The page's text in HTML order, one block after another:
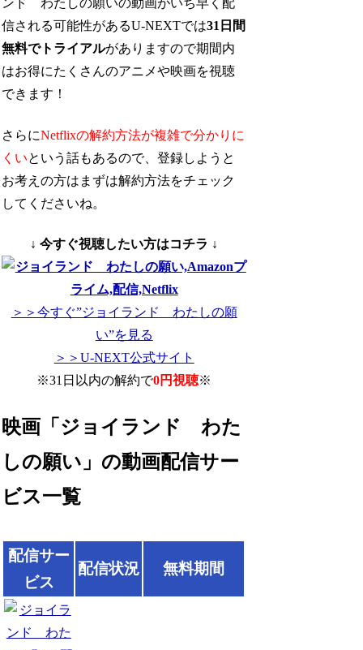
ンド わたしの願いの動画がいち早く配
信される可能性があるU-NEXTでは31日間
無料でトライアルがありますので期間内
はお得にたくさんのアニメや映画を視聴
できます！
さらにNetflixの解約方法が複雑で分かりに
くいという話もあるので、登録しようと
お考えの方はまずは解約方法をチェック
してくださいね。
↓ 今すぐ視聴したい方はコチラ ↓
＞＞今すぐ”ジョイランド わたしの願
い”を見る
＞＞U-NEXT公式サイト
※31日以内の解約で0円視聴※
映画「ジョイランド わた
しの願い」の動画配信サー
ビス一覧
配信サー
ビス
配信状況 無料期間